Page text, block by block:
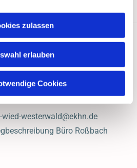
zulassen
erlauben
Cookies
Sayn-Wied Westerwald
westerwald@ekhn.de
Büro Roßbach